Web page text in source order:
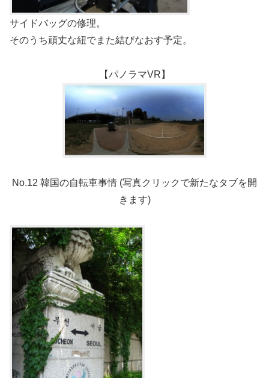
サイドバッグの修理。
そのうち頑丈な紐でまた結びなおす予定。
【パノラマVR】
No.12 韓国の自転車事情 (写真クリックで新たなタブを開
きます)